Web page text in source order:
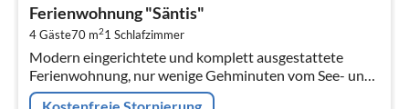
Ferienwohnung "Säntis"
4 Gäste70 m21 Schlafzimmer
Modern eingerichtete und komplett ausgestattete
Ferienwohnung, nur wenige Gehminuten vom See- und
Freibad entfernt - inklusive reserviertem Tiefgaragen-
Kostenfreie Stornierung